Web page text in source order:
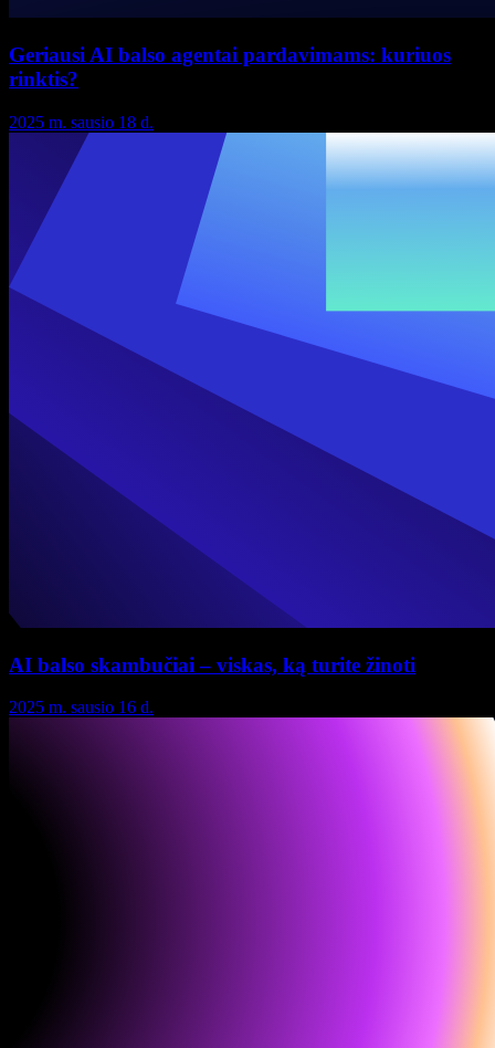
Geriausi AI balso agentai pardavimams: kuriuos
rinktis?
2025 m. sausio 18 d.
AI balso skambučiai – viskas, ką turite žinoti
2025 m. sausio 16 d.